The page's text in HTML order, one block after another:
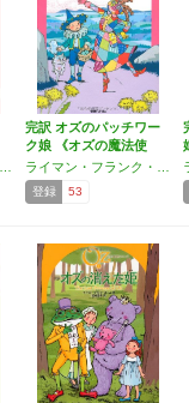
完訳 オズのパッチワー
ク娘 《オズの魔法使
い…
登録 53